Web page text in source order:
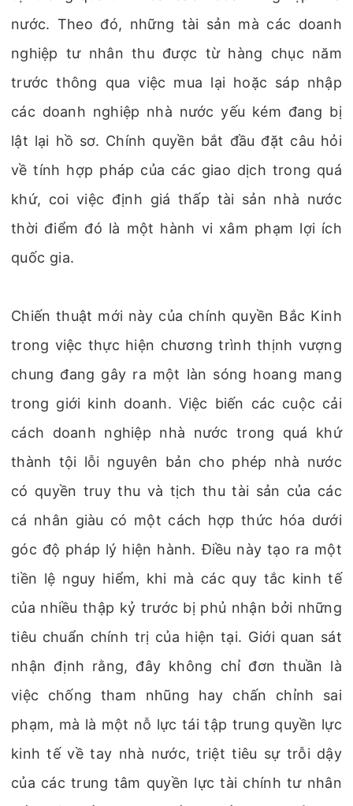
nước. Theo đó, những tài sản mà các doanh
nghiệp tư nhân thu được từ hàng chục năm
trước thông qua việc mua lại hoặc sáp nhập
các doanh nghiệp nhà nước yếu kém đang bị
lật lại hồ sơ. Chính quyền bắt đầu đặt câu hỏi
về tính hợp pháp của các giao dịch trong quá
khứ, coi việc định giá thấp tài sản nhà nước
thời điểm đó là một hành vi xâm phạm lợi ích
quốc gia.
Chiến thuật mới này của chính quyền Bắc Kinh
trong việc thực hiện chương trình thịnh vượng
chung đang gây ra một làn sóng hoang mang
trong giới kinh doanh. Việc biến các cuộc cải
cách doanh nghiệp nhà nước trong quá khứ
thành tội lỗi nguyên bản cho phép nhà nước
có quyền truy thu và tịch thu tài sản của các
cá nhân giàu có một cách hợp thức hóa dưới
góc độ pháp lý hiện hành. Điều này tạo ra một
tiền lệ nguy hiểm, khi mà các quy tắc kinh tế
của nhiều thập kỷ trước bị phủ nhận bởi những
tiêu chuẩn chính trị của hiện tại. Giới quan sát
nhận định rằng, đây không chỉ đơn thuần là
việc chống tham nhũng hay chấn chỉnh sai
phạm, mà là một nỗ lực tái tập trung quyền lực
kinh tế về tay nhà nước, triệt tiêu sự trỗi dậy
của các trung tâm quyền lực tài chính tư nhân